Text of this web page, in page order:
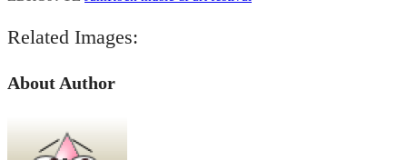
Related Images:
About Author